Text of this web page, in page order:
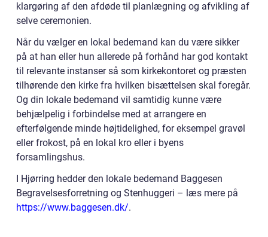
klargøring af den afdøde til planlægning og afvikling af
selve ceremonien.
Når du vælger en lokal bedemand kan du være sikker
på at han eller hun allerede på forhånd har god kontakt
til relevante instanser så som kirkekontoret og præsten
tilhørende den kirke fra hvilken bisættelsen skal foregår.
Og din lokale bedemand vil samtidig kunne være
behjælpelig i forbindelse med at arrangere en
efterfølgende minde højtidelighed, for eksempel gravøl
eller frokost, på en lokal kro eller i byens
forsamlingshus.
I Hjørring hedder den lokale bedemand Baggesen
Begravelsesforretning og Stenhuggeri – læs mere på
https://www.baggesen.dk/.